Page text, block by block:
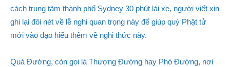
cách trung tâm thành phố Sydney 30 phút lái xe, người viết xin
ghi lại đôi nét về lễ nghi quan trọng này để giúp quý Phật tử
mới vào đạo hiểu thêm về nghi thức này.
Quá Đường, còn gọi là Thượng Đường hay Phó Đường, nơi